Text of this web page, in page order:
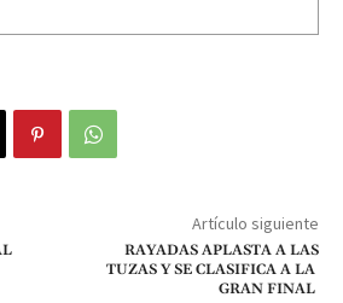
Artículo siguiente
RAYADAS APLASTA A LAS
TUZAS Y SE CLASIFICA A LA
GRAN FINAL